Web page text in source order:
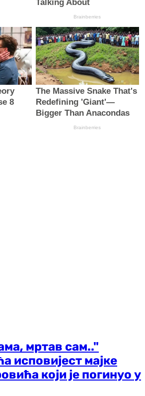
мртав сам.."
исповијест мајке
који је погинуо у